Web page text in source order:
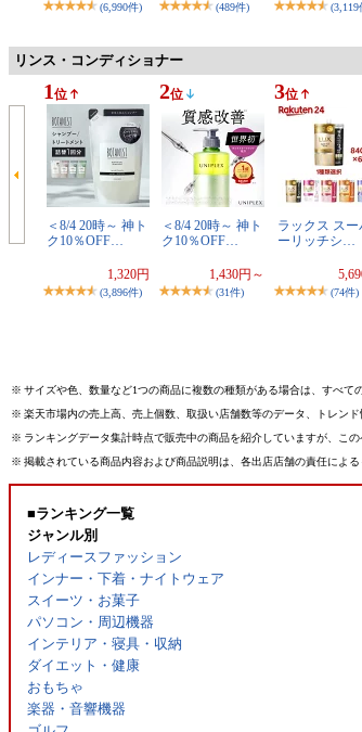
(6,990件) (489件) (3,119
リンス・コンディショナー
1 位
＜8/4 20時～ 神ト
ク10％OFF…
1,320円
(3,896件)
2位
＜8/4 20時～ 神ト
ク10％OFF…
1,430円～
(31件)
3位
ラックス スー
ーリッチシ…
(74件)
※ サイズや色、数量など1つの商品に複数の種類がある場合は、すべ
※ 楽天市場内の売上高、売上個数、取扱い店舗数等のデータ、トレン
※ ランキングデータ集計時点で販売中の商品を紹介していますが、こ
※ 掲載されている商品内容および商品説明は、各出店店舗の責任によ
■ランキング一覧
ジャンル別
レディースファッション
インナー・下着・ナイトウェア
スイーツ・お菓子
パソコン・周辺機器
インテリア・寝具・収納
ダイエット・健康
おもちゃ
楽器・音響機器